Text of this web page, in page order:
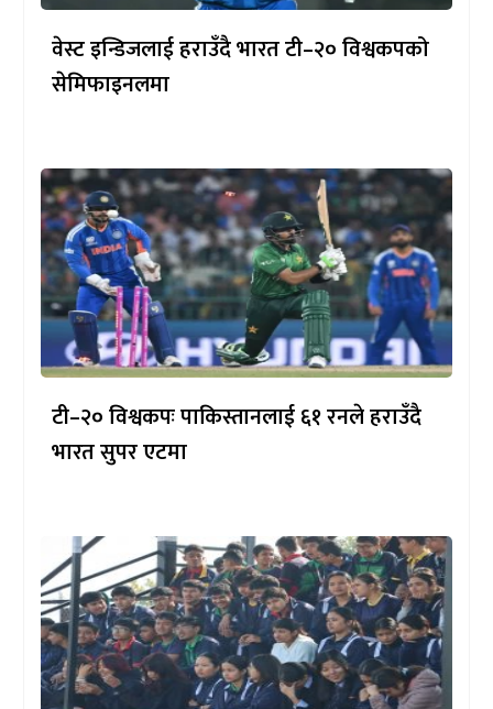
वेस्ट इन्डिजलाई हराउँदै भारत टी–२० विश्वकपको
सेमिफाइनलमा
टी–२० विश्वकपः पाकिस्तानलाई ६१ रनले हराउँदै
भारत सुपर एटमा